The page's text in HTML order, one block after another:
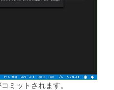
ミットされます。